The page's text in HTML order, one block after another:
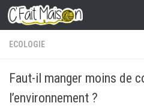
Skip to content
ECOLOGIE
Faut-il manger moins de
l’environnement ?